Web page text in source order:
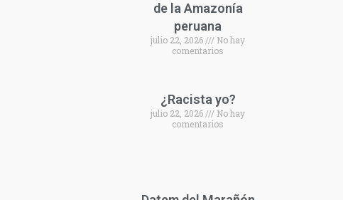
de la Amazonía
peruana
julio 22, 2026
No hay
comentarios
¿Racista yo?
julio 22, 2026
No hay
comentarios